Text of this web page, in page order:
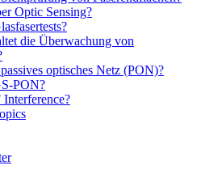
Optic Sensing?
die Überwachung von
optisches Netz (PON)?
PON?